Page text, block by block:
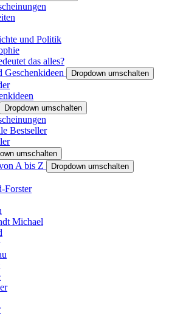
und Politik
das alles?
Geschenkideen
Dropdown umschalten
Dropdown umschalten
Bestseller
umschalten
A bis Z Dropdown umschalten
Forster
Michael